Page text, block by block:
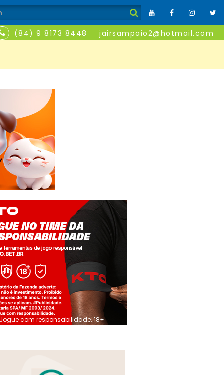
(84) 9 8173 8448 jairsampaio2@hotmail.com
Jogue com responsabilidade. 18+